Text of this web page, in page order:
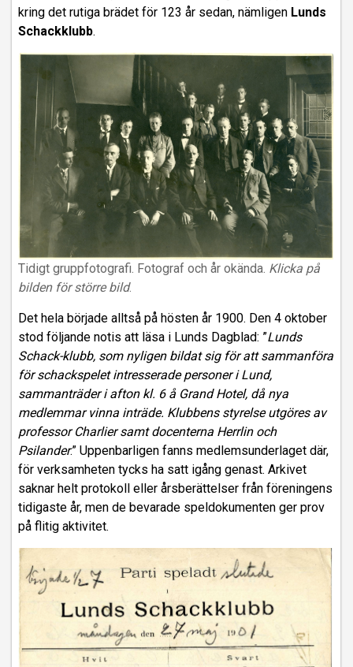
kring det rutiga brädet för 123 år sedan, nämligen Lunds
Schackklubb.
Tidigt gruppfotografi. Fotograf och år okända. Klicka på
bilden för större bild.
Det hela började alltså på hösten år 1900. Den 4 oktober
stod följande notis att läsa i Lunds Dagblad: ”Lunds
Schack-klubb, som nyligen bildat sig för att sammanföra
för schackspelet intresserade personer i Lund,
sammanträder i afton kl. 6 å Grand Hotel, då nya
medlemmar vinna inträde. Klubbens styrelse utgöres av
professor Charlier samt docenterna Herrlin och
Psilander.” Uppenbarligen fanns medlemsunderlaget där,
för verksamheten tycks ha satt igång genast. Arkivet
saknar helt protokoll eller årsberättelser från föreningens
tidigaste år, men de bevarade speldokumenten ger prov
på flitig aktivitet.